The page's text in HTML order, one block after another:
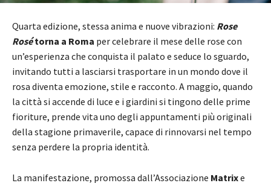
Quarta edizione, stessa anima e nuove vibrazioni: Rose
Rosétorna a Roma per celebrare il mese delle rose con
un’esperienza che conquista il palato e seduce lo sguardo,
invitando tutti a lasciarsi trasportare in un mondo dove il
rosa diventa emozione, stile e racconto. A maggio, quando
la città si accende di luce e i giardini si tingono delle prime
fioriture, prende vita uno degli appuntamenti più originali
della stagione primaverile, capace di rinnovarsi nel tempo
senza perdere la propria identità.
La manifestazione, promossa dall’Associazione Matrixe